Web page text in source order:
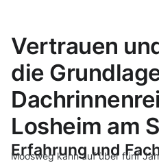
Vertrauen
die
Losheim am
Erfahrung und
Moosweg kann auf über fünf